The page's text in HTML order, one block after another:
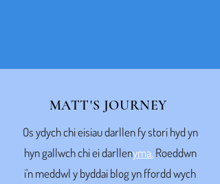
MATT'S JOURNEY
Os ydych chi eisiau darllen fy stori hyd yn
hyn gallwch chi ei darllenyma. Roeddwn
i'n meddwl y byddai blog yn ffordd wych